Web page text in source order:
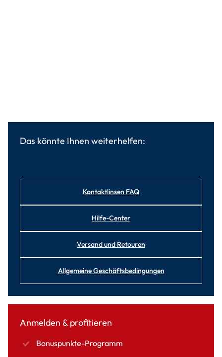
Das könnte Ihnen weiterhelfen:
Kontaktlinsen FAQ
Hilfe-Center
Versand und Retouren
Allgemeine Geschäftsbedingungen
Anmelden & profitieren
Bonuspunkte-Programm